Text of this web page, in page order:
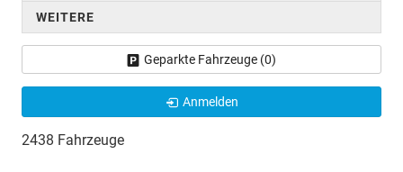
WEITERE
Geparkte Fahrzeuge (0)
Anmelden
2438 Fahrzeuge